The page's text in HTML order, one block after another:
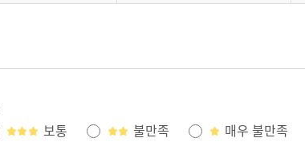
보통 불만족 매우 불만족